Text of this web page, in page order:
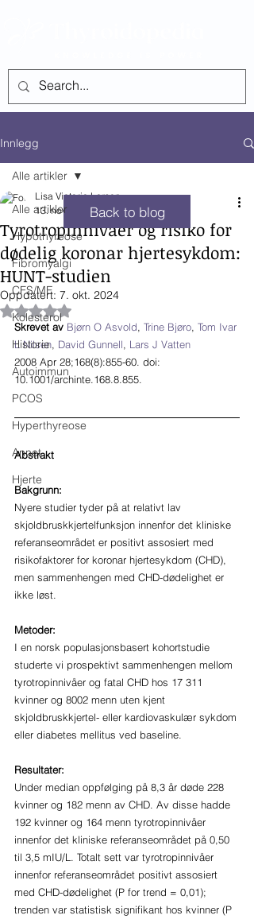
Innlegg
Alle artikler
Hypothyreose
Fibromyalgi
CFS/ME
Kolesterol
Historie
Autoimmun
PCOS
Hyperthyreose
Annet
Hjerte
Alle artikler
Tyrotropinnivåer og risiko for
dødelig koronar hjertesykdom:
HUNT-studien
Lisa Victoria Larsen
13. nov. 2023 1 min lesing
Oppdatert: 7. okt. 2024
Gitt NaN av 5 stjerner.
Skrevet av Bjørn O Asvold, Trine Bjøro, Tom Ivar
L Nilsen, David Gunnell, Lars J Vatten
2008 Apr 28;168(8):855-60. doi:
10.1001/archinte.168.8.855.
Abstrakt
Bakgrunn:
Nyere studier tyder på at relativt lav
skjoldbruskkjertelfunksjon innenfor det kliniske
referanseområdet er positivt assosiert med
risikofaktorer for koronar hjertesykdom (CHD),
men sammenhengen med CHD-dødelighet er
ikke løst.
Metoder:
I en norsk populasjonsbasert kohortstudie
studerte vi prospektivt sammenhengen mellom
tyrotropinnivåer og fatal CHD hos 17 311
kvinner og 8002 menn uten kjent
skjoldbruskkjertel- eller kardiovaskulær sykdom
eller diabetes mellitus ved baseline.
Resultater:
Under median oppfølging på 8,3 år døde 228
kvinner og 182 menn av CHD. Av disse hadde
192 kvinner og 164 menn tyrotropinnivåer
innenfor det kliniske referanseområdet på 0,50
til 3,5 mIU/L. Totalt sett var tyrotropinnivåer
innenfor referanseområdet positivt assosiert
med CHD-dødelighet (P for trend = 0,01);
trenden var statistisk signifikant hos kvinner (P
Back to blog